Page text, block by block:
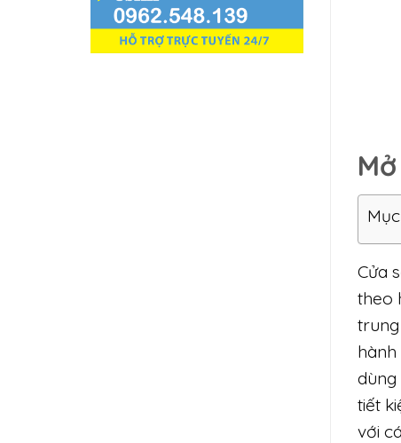
Cửa
theo
dùng
tiết
với